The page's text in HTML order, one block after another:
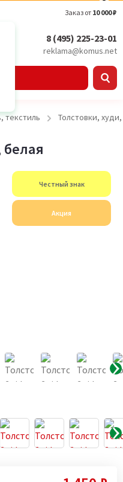
Заказ от 10 000 ₽
8 (495) 225-23-01
reklama@komus.net
текстиль Толстовки,
белая
Честный знак
Акция